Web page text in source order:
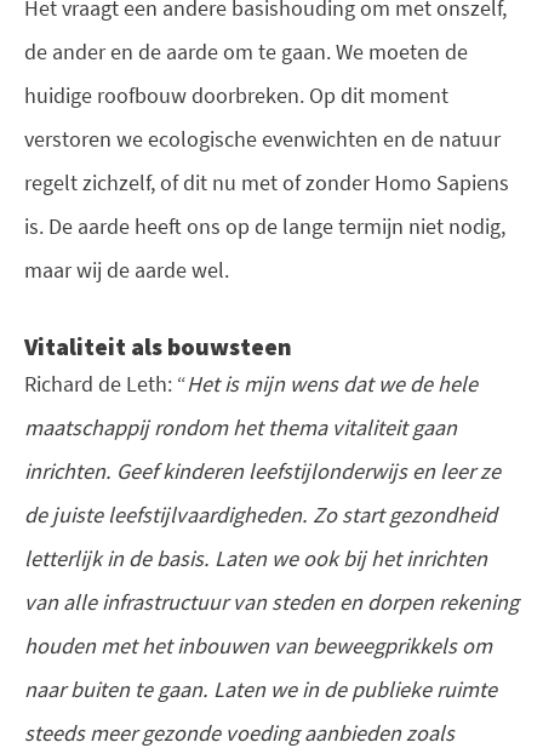
Het vraagt een andere basishouding om met onszelf,
de ander en de aarde om te gaan. We moeten de
huidige roofbouw doorbreken. Op dit moment
verstoren we ecologische evenwichten en de natuur
regelt zichzelf, of dit nu met of zonder Homo Sapiens
is. De aarde heeft ons op de lange termijn niet nodig,
maar wij de aarde wel.
Vitaliteit als bouwsteen
Richard de Leth: “Het is mijn wens dat we de hele
maatschappij rondom het thema vitaliteit gaan
inrichten. Geef kinderen leefstijlonderwijs en leer ze
de juiste leefstijlvaardigheden. Zo start gezondheid
letterlijk in de basis. Laten we ook bij het inrichten
van alle infrastructuur van steden en dorpen rekening
houden met het inbouwen van beweegprikkels om
naar buiten te gaan. Laten we in de publieke ruimte
steeds meer gezonde voeding aanbieden zoals